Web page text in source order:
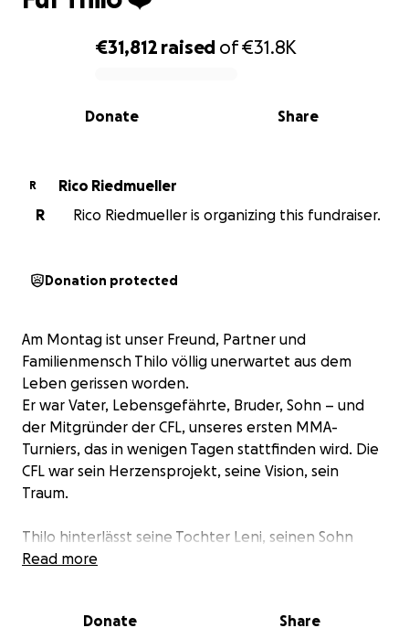
0% complete
€31,812 raised of€31.8K
Share
Donate
R
Rico Riedmueller
R
Rico Riedmueller is organizing this fundraiser.
Donation protected
Am Montag ist unser Freund, Partner und
Familienmensch Thilo völlig unerwartet aus dem
Leben gerissen worden.
Er war Vater, Lebensgefährte, Bruder, Sohn – und
der Mitgründer der CFL, unseres ersten MMA-
Turniers, das in wenigen Tagen stattfinden wird. Die
CFL war sein Herzensprojekt, seine Vision, sein
Traum.
Thilo hinterlässt seine Tochter Leni, seinen Sohn
Tommi und seine Freundin Caro.
leisten – schnell und nachhaltig und transparent.
Read more
Donate Share